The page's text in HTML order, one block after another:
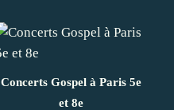
Concerts Gospel à Paris 5e
et 8e